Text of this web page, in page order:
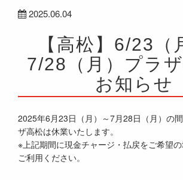
2025.06.04
【高松】6/23（
7/28（月）プラ
お知らせ
2025年6月23日（月）～7月28日（月）の
ザ高松は休業いたします。
※上記期間に現金チャージ・払戻をご希望
ご利用ください。